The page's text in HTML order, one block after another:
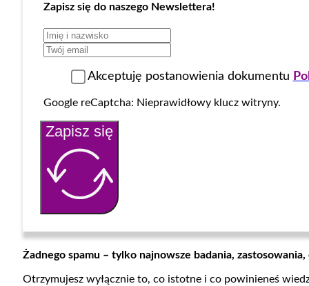
Zapisz się do naszego Newslettera!
Akceptuję postanowienia dokumentu
Google reCaptcha: Nieprawidłowy klucz witryny.
Zapisz się
Żadnego spamu – tylko najnowsze badania,
Otrzymujesz wyłącznie to, co istotne i co powinieneś